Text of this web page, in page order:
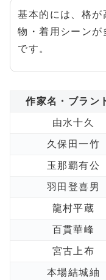
基本的には、格
物・着用シーンが
です。
作家名・ブラン
由水十久
久保田一竹
玉那覇有公
羽田登喜男
龍村平蔵
百貫華峰
宮古上布
本場結城紬